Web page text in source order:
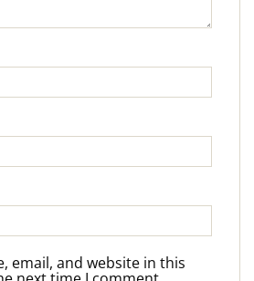
email, and website in this